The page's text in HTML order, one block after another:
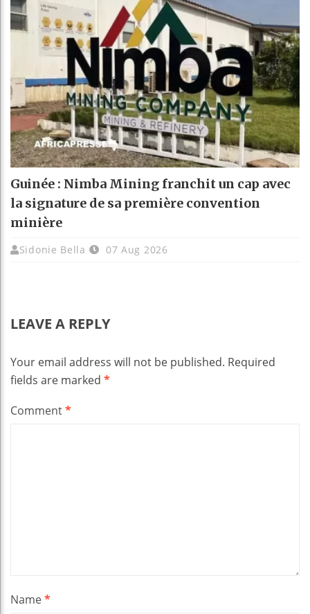
Guinée : Nimba Mining franchit un cap avec
la signature de sa première convention
minière
Sidonie Bella 07 Aug 2026
LEAVE A REPLY
Your email address will not be published. Required
fields are marked *
Comment*
Name*